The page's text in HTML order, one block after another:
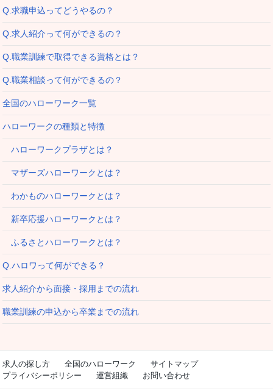
Q.求職申込ってどうやるの？
Q.求人紹介って何ができるの？
Q.職業訓練で取得できる資格とは？
Q.職業相談って何ができるの？
全国のハローワーク一覧
ハローワークの種類と特徴
ハローワークプラザとは？
マザーズハローワークとは？
わかものハローワークとは？
新卒応援ハローワークとは？
ふるさとハローワークとは？
Q.ハロワって何ができる？
求人紹介から面接・採用までの流れ
職業訓練の申込から卒業までの流れ
求人の探し方 全国のハローワーク
サイトマップ
プライバシーポリシー
運営組織 お問い合わせ